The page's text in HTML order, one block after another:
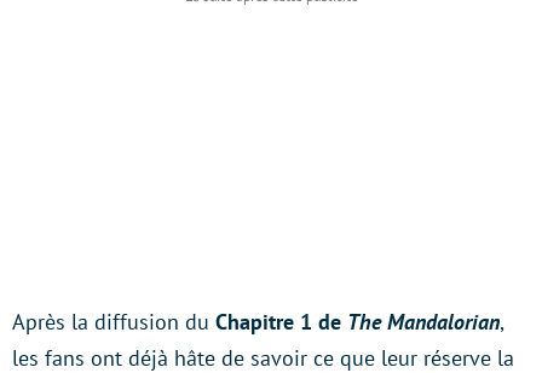
Après la diffusion du Chapitre 1 de The Mandalorian,
les fans ont déjà hâte de savoir ce que leur réserve la